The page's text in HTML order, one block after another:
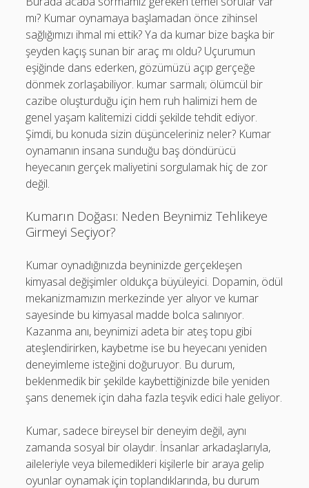
mı? Kumar oynamaya başlamadan önce zihinsel
sağlığımızı ihmal mi ettik? Ya da kumar bize başka bir
şeyden kaçış sunan bir araç mı oldu? Uçurumun
eşiğinde dans ederken, gözümüzü açıp gerçeğe
dönmek zorlaşabiliyor. kumar sarmalı; ölümcül bir
cazibe oluşturduğu için hem ruh halimizi hem de
genel yaşam kalitemizi ciddi şekilde tehdit ediyor.
Şimdi, bu konuda sizin düşünceleriniz neler? Kumar
oynamanın insana sunduğu baş döndürücü
heyecanın gerçek maliyetini sorgulamak hiç de zor
değil.
Kumarın Doğası: Neden Beynimiz Tehlikeye
Girmeyi Seçiyor?
Kumar oynadığınızda beyninizde gerçekleşen
kimyasal değişimler oldukça büyüleyici. Dopamin, ödül
mekanizmamızın merkezinde yer alıyor ve kumar
sayesinde bu kimyasal madde bolca salınıyor.
Kazanma anı, beynimizi adeta bir ateş topu gibi
ateşlendirirken, kaybetme ise bu heyecanı yeniden
deneyimleme isteğini doğuruyor. Bu durum,
beklenmedik bir şekilde kaybettiğinizde bile yeniden
şans denemek için daha fazla teşvik edici hale geliyor.
Kumar, sadece bireysel bir deneyim değil, aynı
zamanda sosyal bir olaydır. İnsanlar arkadaşlarıyla,
aileleriyle veya bilemedikleri kişilerle bir araya gelip
oyunlar oynamak için toplandıklarında, bu durum